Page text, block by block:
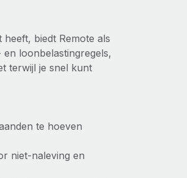
biedt Remote als
loonbelastingregels,
terwijl je snel kunt
te hoeven
niet-naleving en